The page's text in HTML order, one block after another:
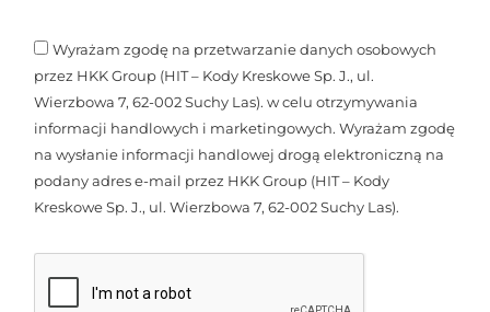
Wyrażam zgodę na przetwarzanie danych osobowych
przez HKK Group (HIT – Kody Kreskowe Sp. J., ul.
Wierzbowa 7, 62-002 Suchy Las). w celu otrzymywania
informacji handlowych i marketingowych. Wyrażam zgodę
na wysłanie informacji handlowej drogą elektroniczną na
podany adres e-mail przez HKK Group (HIT – Kody
Kreskowe Sp. J., ul. Wierzbowa 7, 62-002 Suchy Las).